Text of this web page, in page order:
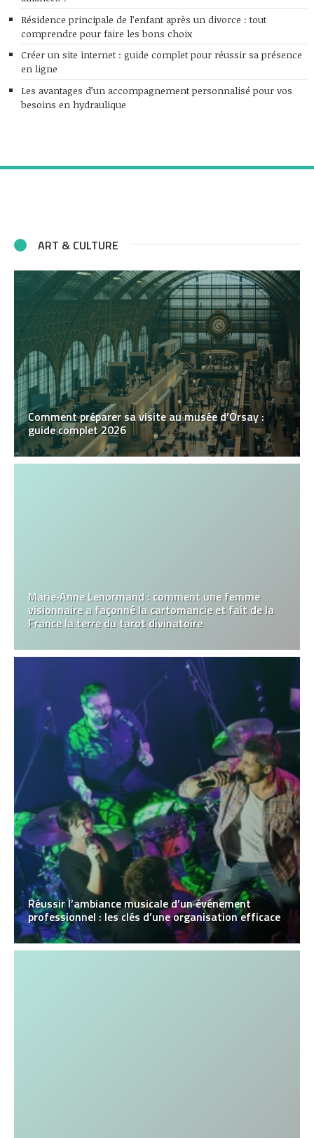
Résidence principale de l’enfant après un divorce : tout
comprendre pour faire les bons choix
Créer un site internet : guide complet pour réussir sa présence
en ligne
Les avantages d’un accompagnement personnalisé pour vos
besoins en hydraulique
ART & CULTURE
Comment préparer sa visite au musée d’Orsay :
guide complet 2026
Marie‑Anne Lenormand : comment une femme
visionnaire a façonné la cartomancie et fait de la
France la terre du tarot divinatoire
Réussir l’ambiance musicale d’un événement
professionnel : les clés d’une organisation efficace